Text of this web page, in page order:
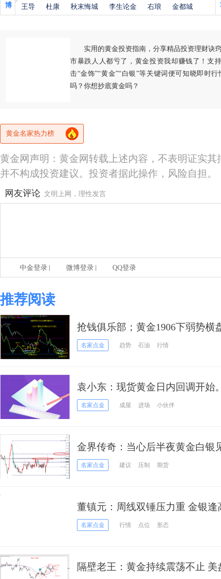
博
王导
杜康 秋末悔城 李生论金 右琅 金都城
实用的黄金投资指南，分享精品投资理财诀
市暴跌人人都亏了，黄金投资我却赚钱了！支
击“金饰”“黄金”“白银”等关键词便可知晓即时
吗？你想抄底黄金吗？
黄金名家热力榜
黄金网声明：黄金网转载上述内容，不表明证实
并不构成投资建议。投资者据此操作，风险自担。
网友评论 文明上网，理性发言
中金登录 | 微博登录 | QQ登录
推荐阅读
抢钱俱乐部；黄金1906下弱势横
名家点金 趋势 石油 行情
袁小东：现货黄金日内回调开始
名家点金 成屋 进场 小伙伴
金界传奇：当心后半夜黄金白银
名家点金 建议 压制 期货
董镇元：周线双锤压力重 金银逢
名家点金 行情 点位 形态
隔壁老王：黄金持续震荡不止